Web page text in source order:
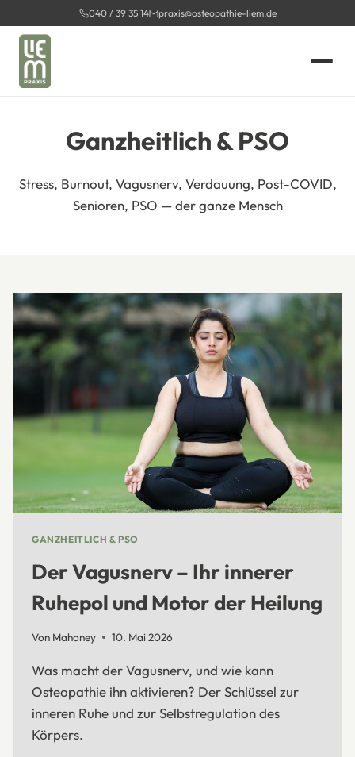
Inhalt
springen
040 / 39 35 14 praxis@osteopathie-liem.de
Ganzheitlich & PSO
Stress, Burnout, Vagusnerv, Verdauung, Post-COVID,
Senioren, PSO — der ganze Mensch
GANZHEITLICH & PSO
Der Vagusnerv – Ihr innerer
Ruhepol und Motor der Heilung
Von Mahoney 10. Mai 2026
Was macht der Vagusnerv, und wie kann
Osteopathie ihn aktivieren? Der Schlüssel zur
inneren Ruhe und zur Selbstregulation des
Körpers.